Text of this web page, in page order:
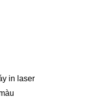
in laser